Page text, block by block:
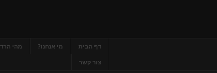
דף הבית מי אנחנו? מהי
צור קשר